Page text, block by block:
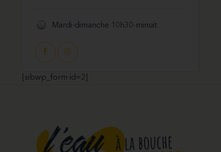
Mardi-dimanche 10h30-minuit
[sibwp_form id=2]